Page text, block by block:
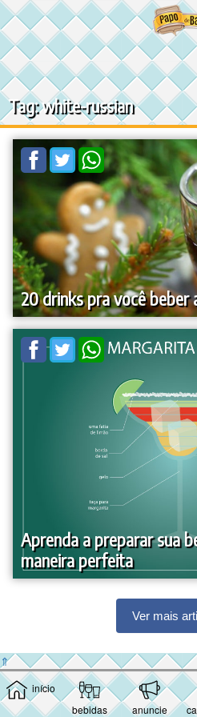
Ir
para
o
conteúdo
início
bebidas
anuncie
Tag: white-russian
20 drinks pra você beber
Aprenda a preparar sua
maneira perfeita
Ver mais
⇑